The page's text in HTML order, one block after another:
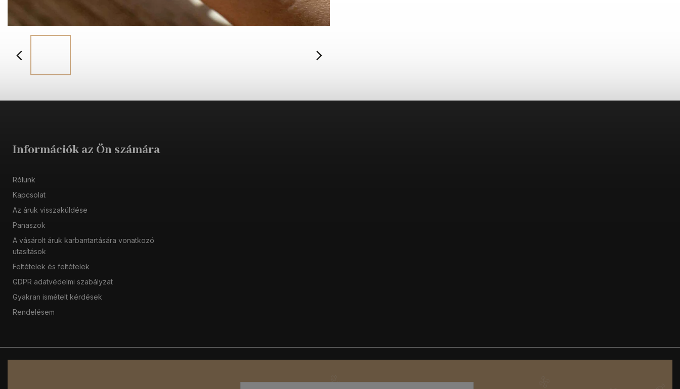
Információk az Ön számára
Rólunk
Kapcsolat
Az áruk visszaküldése
Panaszok
A vásárolt áruk karbantartására vonatkozó
utasítások
Feltételek és feltételek
GDPR adatvédelmi szabályzat
Gyakran ismételt kérdések
Rendelésem